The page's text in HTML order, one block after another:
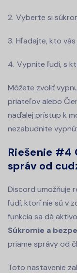
Vyberte si
Hľadajte, kto
Vypnite ľudí, s
Môžete zvoliť
priateľov alebo
naďalej prístup k
nezabudnite
Riešenie #4
správ od
Discord umožňuje
ľudí, ktorí nie sú v
funkcia sa dá
Súkromie a
priame správy od
Toto nastavenie